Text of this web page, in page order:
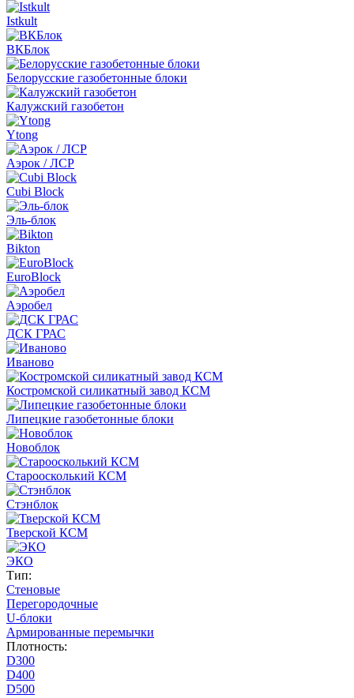
Istkult
ВКБлок
Белорусские газобетонные блоки
Калужский газобетон
Ytong
Аэрок / ЛСР
Cubi Block
Эль-блок
Bikton
EuroBlock
Аэробел
ДСК ГРАС
Иваново
Костромской силикатный завод КСМ
Липецкие газобетонные блоки
Новоблок
Староосколький КСМ
Стэнблок
Тверской КСМ
ЭКО
Тип:
Стеновые
Перегородочные
U-блоки
Армированные перемычки
Плотность:
D300
D400
D500